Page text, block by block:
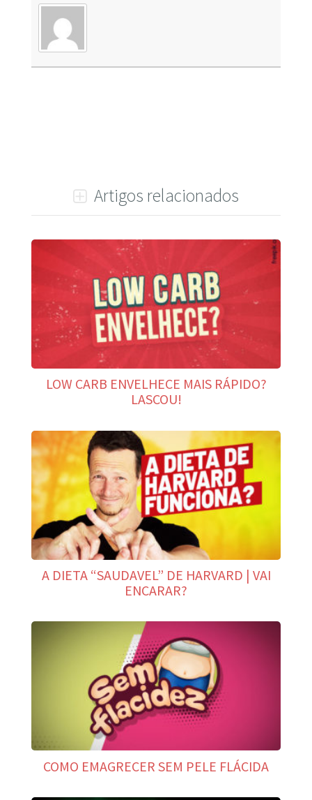
Artigos relacionados
LOW CARB ENVELHECE MAIS RÁPIDO?
LASCOU!
A DIETA “SAUDAVEL” DE HARVARD | VAI
ENCARAR?
COMO EMAGRECER SEM PELE FLÁCIDA